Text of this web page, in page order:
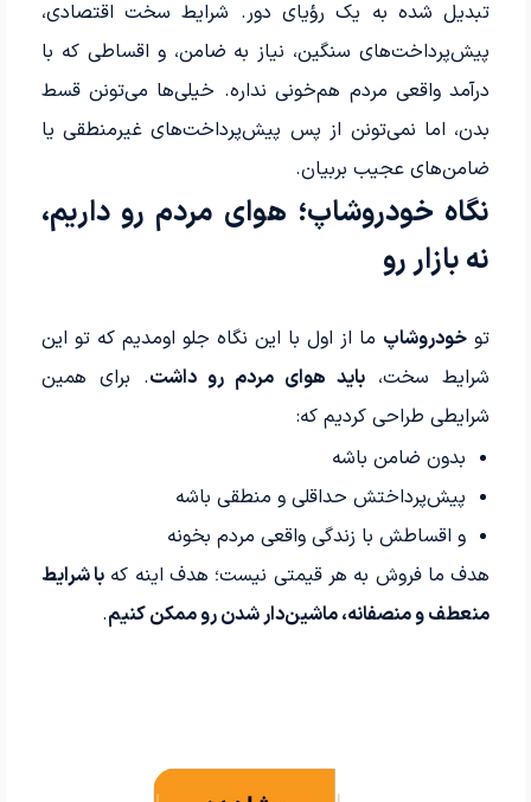
تبدیل شده به یک رؤیای دور. شرایط سخت اقتصادی،
پیش‌پرداخت‌های سنگین، نیاز به ضامن، و اقساطی که با
درآمد واقعی مردم هم‌خونی نداره. خیلی‌ها می‌تونن قسط
بدن، اما نمی‌تونن از پس پیش‌پرداخت‌های غیرمنطقی یا
ضامن‌های عجیب بربیان.
نگاه خودروشاپ؛ هوای مردم رو داریم،
نه بازار رو
تو خودروشاپ ما از اول با این نگاه جلو اومدیم که تو این
شرایط سخت، باید هوای مردم رو داشت. برای همین
شرایطی طراحی کردیم که:
بدون ضامن باشه
پیش‌پرداختش حداقلی و منطقی باشه
و اقساطش با زندگی واقعی مردم بخونه
هدف ما فروش به هر قیمتی نیست؛ هدف اینه که با شرایط
منعطف و منصفانه، ماشین‌دار شدن رو ممکن کنیم.